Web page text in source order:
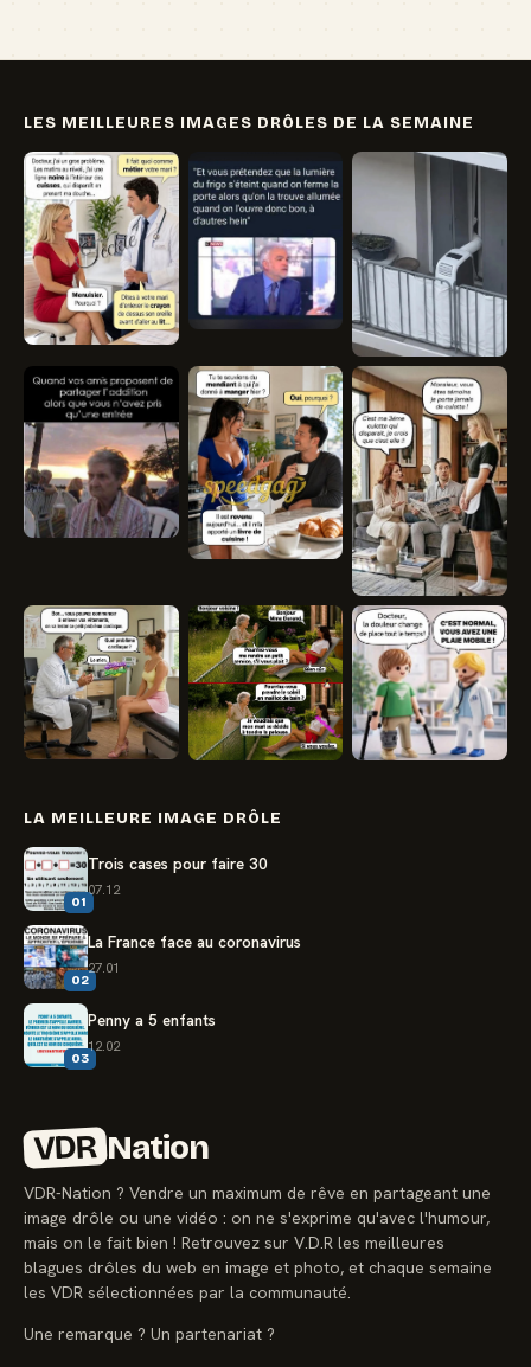
LES MEILLEURES IMAGES DRÔLES DE LA SEMAINE
LA MEILLEURE IMAGE DRÔLE
01
Trois cases pour faire 30
07.12
02
La France face au coronavirus
27.01
03
Penny a 5 enfants
12.02
VDR Nation
VDR-Nation ? Vendre un maximum de rêve en partageant une
image drôle ou une vidéo : on ne s'exprime qu'avec l'humour,
mais on le fait bien ! Retrouvez sur V.D.R les meilleures
blagues drôles du web en image et photo, et chaque semaine
les VDR sélectionnées par la communauté.
Une remarque ? Un partenariat ?